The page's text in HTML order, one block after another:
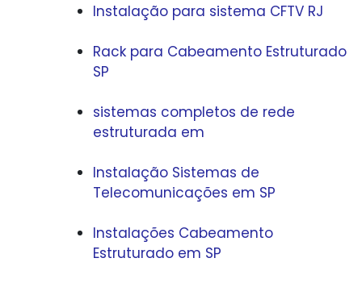
Instalação para sistema CFTV RJ
Rack para Cabeamento Estruturado
SP
sistemas completos de rede
estruturada em
Instalação Sistemas de
Telecomunicações em SP
Instalações Cabeamento
Estruturado em SP